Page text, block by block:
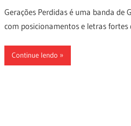
Gerações Perdidas é uma banda de
com posicionamentos e letras
Continue lendo